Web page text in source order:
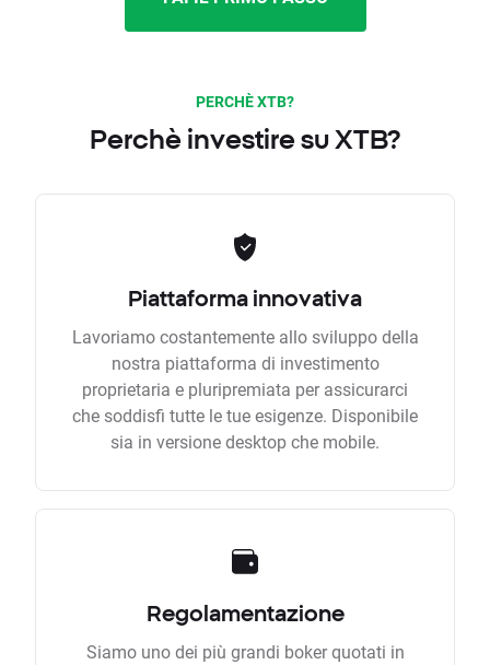
PERCHÈ XTB?
Perchè investire su XTB?
Piattaforma innovativa
Lavoriamo costantemente allo sviluppo della
nostra piattaforma di investimento
proprietaria e pluripremiata per assicurarci
che soddisfi tutte le tue esigenze. Disponibile
sia in versione desktop che mobile.
Regolamentazione
Siamo uno dei più grandi boker quotati in